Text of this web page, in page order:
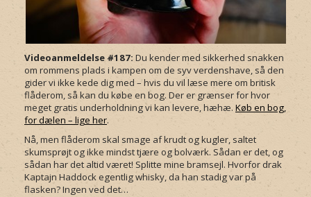
Videoanmeldelse #187: Du kender med sikkerhed snakken
om rommens plads i kampen om de syv verdenshave, så den
gider vi ikke kede dig med – hvis du vil læse mere om britisk
flåderom, så kan du købe en bog. Der er grænser for hvor
meget gratis underholdning vi kan levere, hæhæ. Køb en bog,
for dælen – lige her.
Nå, men flåderom skal smage af krudt og kugler, saltet
skumsprøjt og ikke mindst tjære og bolværk. Sådan er det, og
sådan har det altid været! Splitte mine bramsejl. Hvorfor drak
Kaptajn Haddock egentlig whisky, da han stadig var på
flasken? Ingen ved det…